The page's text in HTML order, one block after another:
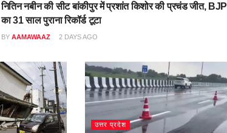
नितिन नबीन की सीट बांकीपुर में प्रशांत किशोर की प्रचंड जीत, BJP
का 31 साल पुराना रिकॉर्ड टूटा
BY AAMAWAAZ 2 DAYS AGO
उत्तर प्रदेश